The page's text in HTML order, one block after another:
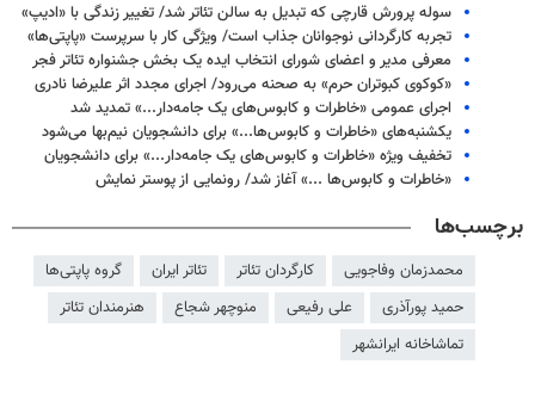
سوله پرورش قارچی که تبدیل به سالن تئاتر شد/ تغییر زندگی با «ادیپ»
تجربه کارگردانی نوجوانان جذاب است/ ویژگی کار با سرپرست «پاپتی‌ها»
معرفی مدیر و اعضای شورای انتخاب ایده‌ یک بخش جشنواره تئاتر فجر
«کوکوی کبوتران حرم» به صحنه می‌رود/ اجرای مجدد اثر علیرضا نادری
اجرای عمومی «خاطرات و کابوس‌های یک جامه‌دار...» تمدید شد
یکشنبه‌های «خاطرات و کابوس‌ها...» برای دانشجویان نیم‌بها می‌شود
تخفیف ویژه «خاطرات و کابوس‌های یک جامه‌دار...» برای دانشجویان
«خاطرات و کابوس‌ها ...» آغاز شد/ رونمایی از پوستر نمایش
برچسب‌ها
محمدزمان وفاجویی کارگردان تئاتر تئاتر ایران
گروه پاپتی‌ها
حمید پورآذری
علی رفیعی منوچهر شجاع
هنرمندان تئاتر
تماشاخانه ایرانشهر